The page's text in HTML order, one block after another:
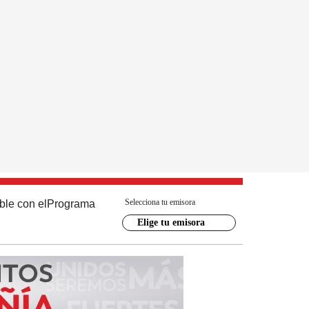
con el Programa Selecciona tu emisora
Elige tu emisora